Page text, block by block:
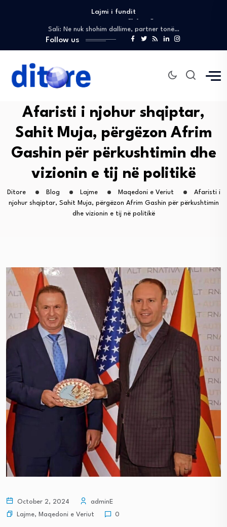
Lajmi i fundit
Sali në Kuvend: Do të korrigjojmë gabimet…
Sali: Ne nuk shohim dallime, partner tonë…
Gashi në Kopenhagë, do të marrë pjesë…
Gashi në kështjellën Christiansborg, pjesë e pritjes…
Reagim: Valon Elezi sqaron mungesën e përkohshme…
Sali në Kuvend: Do të korrigjojmë gabimet…
Follow us
Afaristi i njohur shqiptar,
Sahit Muja, përgëzon Afrim
Gashin për përkushtimin dhe
vizionin e tij në politikë
Ditore Blog Lajme Maqedoni e Veriut
Afaristi i
njohur shqiptar, Sahit Muja, përgëzon Afrim Gashin për përkushtimin
dhe vizionin e tij në politikë
October 2, 2024
adminE
Lajme, Maqedoni e Veriut 0